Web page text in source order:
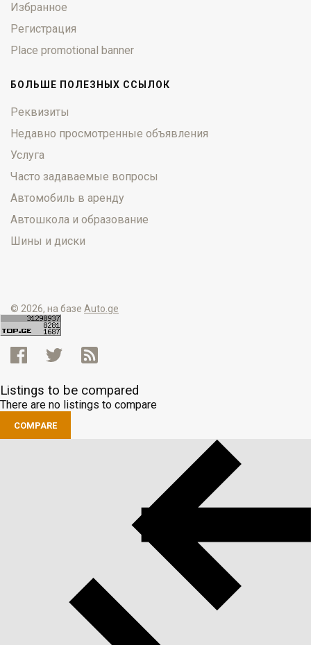
Избранное
Регистрация
Place promotional banner
БОЛЬШЕ ПОЛЕЗНЫХ ССЫЛОК
Реквизиты
Недавно просмотренные объявления
Услуга
Часто задаваемые вопросы
Автомобиль в аренду
Автошкола и образование
Шины и диски
© 2026, на базе Auto.ge
Listings to be compared
There are no listings to compare
COMPARE